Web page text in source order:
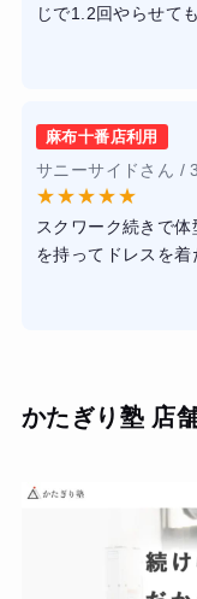
強度で追い込めま
ョンが爆上がりし
でした。理論に基づ
どのアドバイスも非
【結果・変化】
2ヶ月のコースで体
った腹筋のライン
正しいフォームで
ことができました。
じで1.2回やらせて
ジムの中はとても
点が何よりも魅力的
仕事帰りに寄る場合
です。
その点を考えると
いところに行きた
また、プロテイン
麻布十番店利用
サニーサイドさん /
★★★★★
スクワーク続きで
を持ってドレスを着
ら通いやすい
付き方に合わせた
のは驚きです。
結果として3ヶ月で
悩みだった猫背も
りませんが、リバ
かたぎり塾 店